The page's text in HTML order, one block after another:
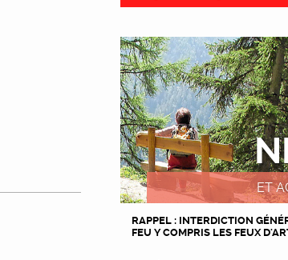
ET
RAPPEL : INTERDICTION
FEU Y COMPRIS LES FEUX